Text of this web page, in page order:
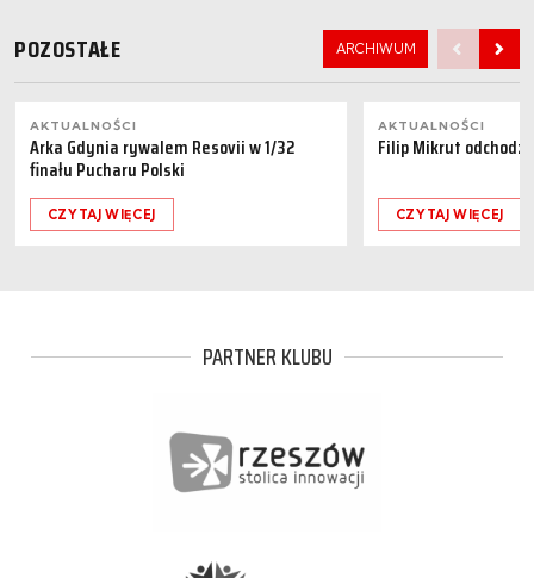
POZOSTAŁE ARCHIWUM
AKTUALNOŚCI
Arka Gdynia rywalem Resovii w 1/32
finału Pucharu Polski
CZYTAJ WIĘCEJ
AKTUALNOŚCI
Filip Mikrut
CZYTAJ WIĘCEJ
PARTNER KLUBU